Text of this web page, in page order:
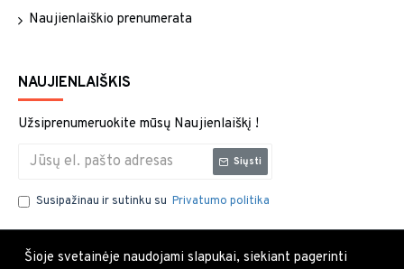
Naujienlaiškio prenumerata
NAUJIENLAIŠKIS
Užsiprenumeruokite mūsų Naujienlaiškį !
Siųsti
Susipažinau ir sutinku su Privatumo politika
Šioje svetainėje naudojami slapukai, siekiant pagerinti